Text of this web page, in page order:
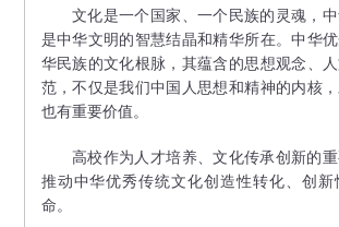
科普活动
文化是一个国家、一个民族的灵魂，中
是中华文明的智慧结晶和精华所在。中华
华民族的文化根脉，其蕴含的思想观念、
范，不仅是我们中国人思想和精神的内核
也有重要价值。
高校作为人才培养、文化传承创新的重
推动中华优秀传统文化创造性转化、创新
命。